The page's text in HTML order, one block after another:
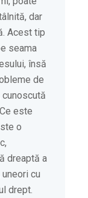
dar
Acest tip
seama
însă
de
este
o
dreaptă a
cu
drept.